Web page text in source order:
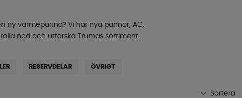
ny värmepanna? Vi har nya pannor, AC,
ned och utforska Trumas sortiment.
RESERVDELAR ÖVRIGT
Sortera